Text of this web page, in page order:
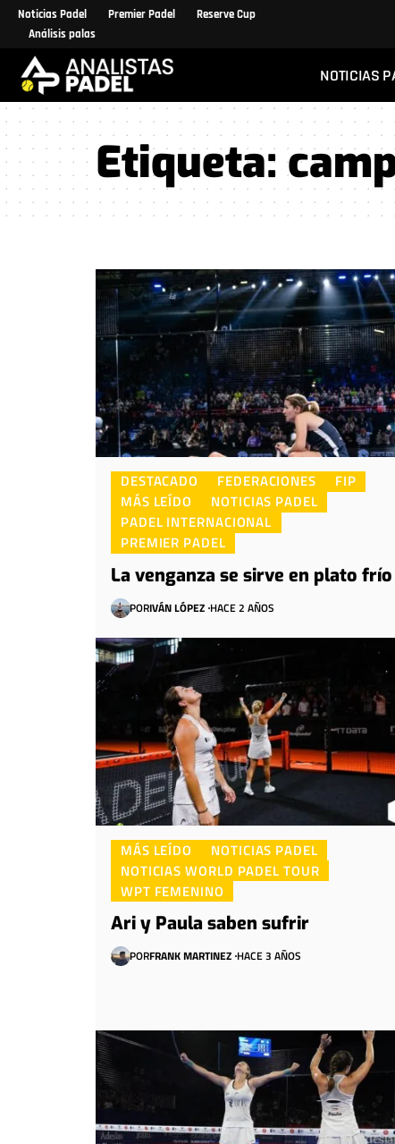
Noticias Padel Premier Padel
Reserve Cup
Análisis palas
NOTICIAS
Etiqueta:
DESTACADO FEDERACIONES
FIP
MÁS LEÍDO
NOTICIAS PADEL
PADEL INTERNACIONAL
PREMIER PADEL
La venganza se sirve en plato frío
PORIVÁN LÓPEZ HACE 2 AÑOS
MÁS LEÍDO
NOTICIAS PADEL
NOTICIAS WORLD PADEL TOUR
WPT FEMENINO
Ari y Paula saben sufrir
PORFRANK MARTINEZ HACE 3 AÑOS